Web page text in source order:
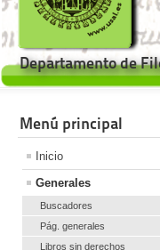
Departamento de
Menú principal
Inicio
Generales
Buscadores
Pág. generales
Libros sin derechos